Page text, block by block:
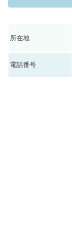
所在地
電話番号